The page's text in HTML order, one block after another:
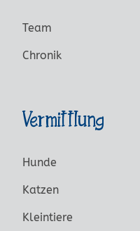
Team
Chronik
Vermittlung
Hunde
Katzen
Kleintiere